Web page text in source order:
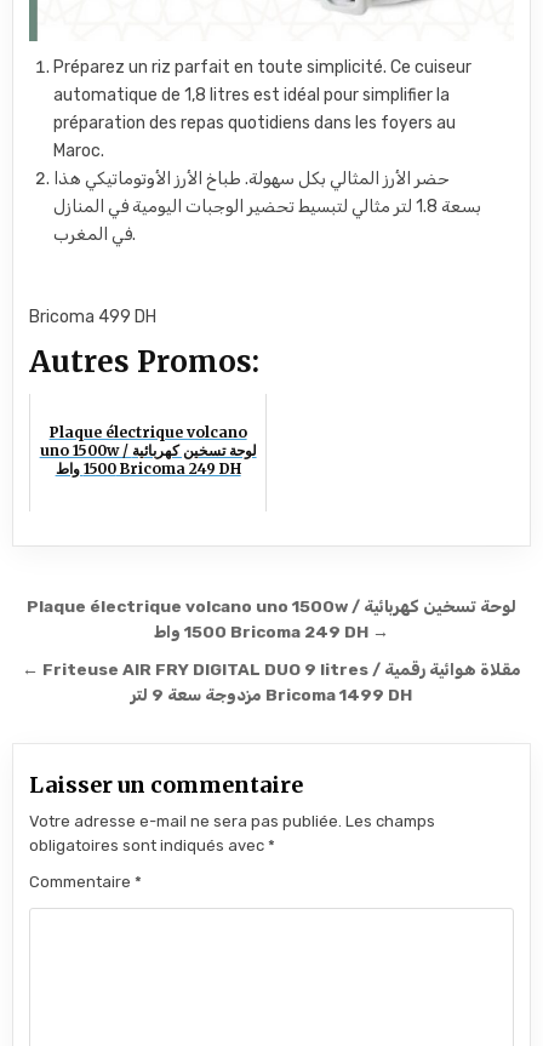
Préparez un riz parfait en toute simplicité. Ce cuiseur
automatique de 1,8 litres est idéal pour simplifier la
préparation des repas quotidiens dans les foyers au
Maroc.
حضر الأرز المثالي بكل سهولة. طباخ الأرز الأوتوماتيكي هذا
بسعة 1.8 لتر مثالي لتبسيط تحضير الوجبات اليومية في المنازل
في المغرب.
Bricoma 499 DH
Autres Promos:
Plaque électrique volcano
uno 1500w / لوحة تسخين كهربائية
1500 واط Bricoma 249 DH
Navigation de l’article
Plaque électrique volcano uno 1500w / لوحة تسخين كهربائية
1500 واط Bricoma 249 DH →
← Friteuse AIR FRY DIGITAL DUO 9 litres / مقلاة هوائية رقمية
مزدوجة سعة 9 لتر Bricoma 1499 DH
Laisser un commentaire
Votre adresse e-mail ne sera pas publiée. Les champs
obligatoires sont indiqués avec*
Commentaire*